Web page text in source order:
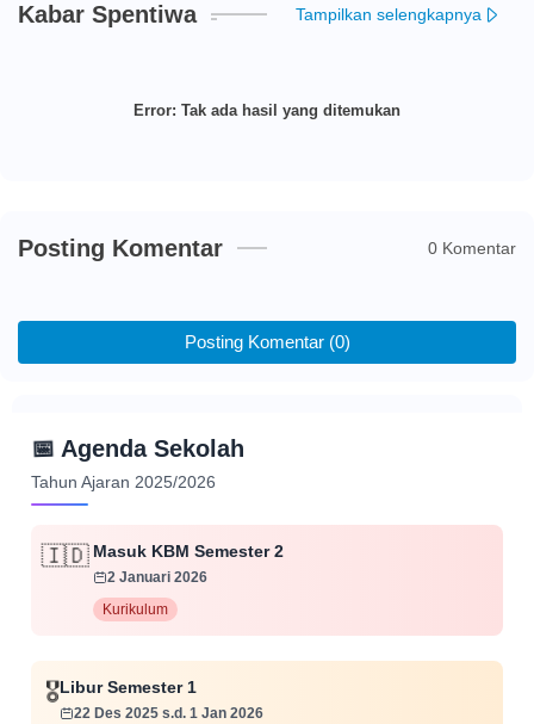
Kabar Spentiwa Tampilkan selengkapnya
Error: Tak ada hasil yang ditemukan
Posting Komentar 0 Komentar
Posting Komentar (0)
📅 Agenda Sekolah
Tahun Ajaran 2025/2026
🇮🇩Masuk KBM Semester 2
2 Januari 2026
Kurikulum
🎖️Libur Semester 1
22 Des 2025 s.d. 1 Jan 2026